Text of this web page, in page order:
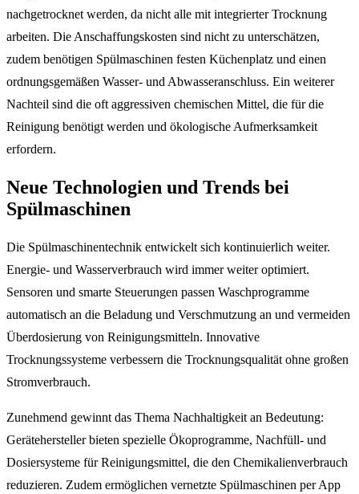
nachgetrocknet werden, da nicht alle mit integrierter Trocknung
arbeiten. Die Anschaffungskosten sind nicht zu unterschätzen,
zudem benötigen Spülmaschinen festen Küchenplatz und einen
ordnungsgemäßen Wasser- und Abwasseranschluss. Ein weiterer
Nachteil sind die oft aggressiven chemischen Mittel, die für die
Reinigung benötigt werden und ökologische Aufmerksamkeit
erfordern.
Neue Technologien und Trends bei
Spülmaschinen
Die Spülmaschinentechnik entwickelt sich kontinuierlich weiter.
Energie- und Wasserverbrauch wird immer weiter optimiert.
Sensoren und smarte Steuerungen passen Waschprogramme
automatisch an die Beladung und Verschmutzung an und vermeiden
Überdosierung von Reinigungsmitteln. Innovative
Trocknungssysteme verbessern die Trocknungsqualität ohne großen
Stromverbrauch.
Zunehmend gewinnt das Thema Nachhaltigkeit an Bedeutung:
Gerätehersteller bieten spezielle Ökoprogramme, Nachfüll- und
Dosiersysteme für Reinigungsmittel, die den Chemikalienverbrauch
reduzieren. Zudem ermöglichen vernetzte Spülmaschinen per App